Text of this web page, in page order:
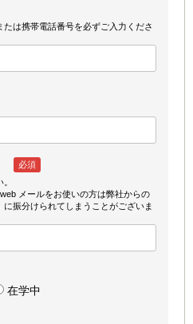
は携帯電話番号を必ずご入力くださ
必須
メールをお使いの方は弊社からの
振分けられてしまうことがございま
在学中